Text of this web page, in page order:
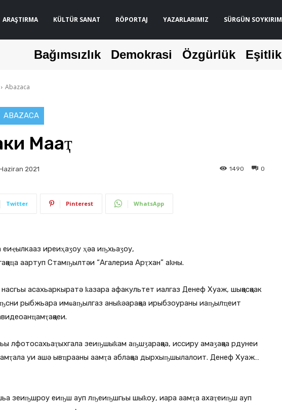
ARAŞTIRMA KÜLTÜR SANAT RÖPORTAJ YAZARLARIMIZ SÜRGÜN SOYKIRIM
Bağımsızlık Demokrasi Özgürlük Eşitlik
Abazaca
ABAZACA
Мааҭ
2021 0
1490
Twitter Pinterest WhatsApp
иреиҳаӡоу ҳәа иҧхьаӡоу,
аартуп Стамҧылтәи “Агалериа Арҭхан” аҟны.
асахьаркыратә ҟазара афакультет иалгаз Денеф Хуаж, шықәсқәак
рыбжьара имҩаҧылгаз аныҟәарақәа ирыбзоураны иаҧылҵеит
лфотосахьаҭыхгала зеиҧшыҟам аҧшӡарақәа, иссиру амаӡақәа рдунеи
уи ашә ывҵрааны аамҭа аблақәа дырхыҧшылалоит. Денеф Хуаж…
зеиҧшроу еиҧш ауп лҧеиҧшгьы шыҟоу, иара аамҭа ахаҭеиҧш ауп